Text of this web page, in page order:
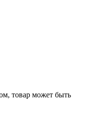
товар может быть